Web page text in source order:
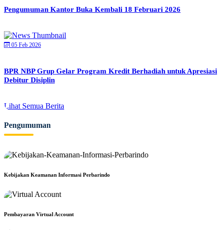
Pengumuman Kantor Buka Kembali 18 Februari 2026
05 Feb 2026
BPR NBP Grup Gelar Program Kredit Berhadiah untuk Apresiasi
Debitur Disiplin
Lihat Semua Berita
Pengumuman
Kebijakan Keamanan Informasi Perbarindo
Pembayaran Virtual Account